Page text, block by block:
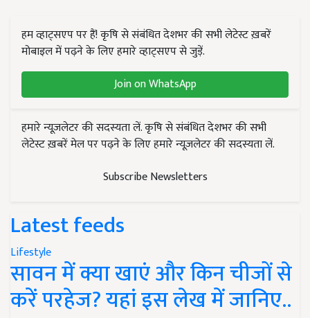
हम व्हाट्सएप पर हैं! कृषि से संबंधित देशभर की सभी लेटेस्ट ख़बरें
मोबाइल में पढ़ने के लिए हमारे व्हाट्सएप से जुड़ें.
Join on WhatsApp
हमारे न्यूज़लेटर की सदस्यता लें. कृषि से संबंधित देशभर की सभी
लेटेस्ट ख़बरें मेल पर पढ़ने के लिए हमारे न्यूज़लेटर की सदस्यता लें.
Subscribe Newsletters
Latest feeds
Lifestyle
सावन में क्या खाएं और किन चीजों से
करें परहेज? यहां इस लेख में जानिए..